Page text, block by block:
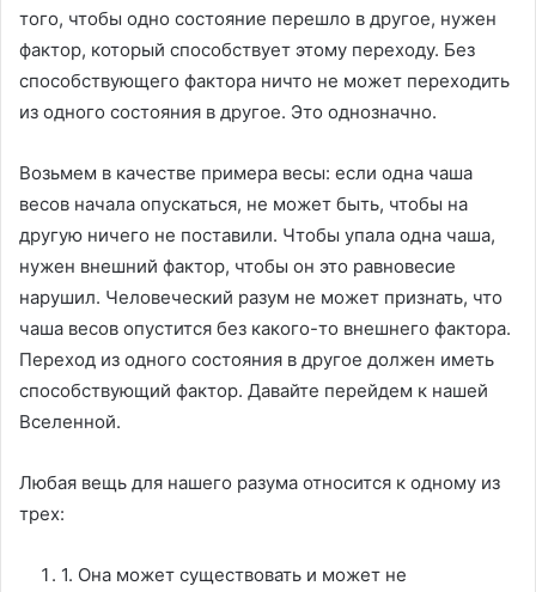
того, чтобы одно состояние перешло в другое, нужен
фактор, который способствует этому переходу. Без
способствующего фактора ничто не может переходить
из одного состояния в другое. Это однозначно.
Возьмем в качестве примера весы: если одна чаша
весов начала опускаться, не может быть, чтобы на
другую ничего не поставили. Чтобы упала одна чаша,
нужен внешний фактор, чтобы он это равновесие
нарушил. Человеческий разум не может признать, что
чаша весов опустится без какого-то внешнего фактора.
Переход из одного состояния в другое должен иметь
способствующий фактор. Давайте перейдем к нашей
Вселенной.
Любая вещь для нашего разума относится к одному из
трех:
1. Она может существовать и может не